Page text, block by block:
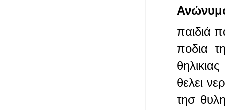
παιδιά
ποδια
θελει
τησ